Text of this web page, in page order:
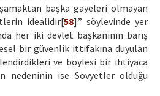
başka gayeleri olmayan
idealidir[58].” söylevinde yer
her iki devlet başkanının barış
bir güvenlik ittifakına duyulan
ve böylesi bir ihtiyaca
nedeninin ise Sovyetler olduğu